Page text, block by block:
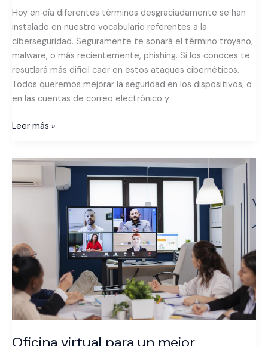
Hoy en día diferentes términos desgraciadamente se han
instalado en nuestro vocabulario referentes a la
ciberseguridad. Seguramente te sonará el término troyano,
malware, o más recientemente, phishing. Si los conoces te
resutlará más difícil caer en estos ataques cibernéticos.
Todos queremos mejorar la seguridad en los dispositivos, o
en las cuentas de correo electrónico y
Leer más »
Oficina virtual para un mejor
Oficina
virtual
rendimiento
profesional